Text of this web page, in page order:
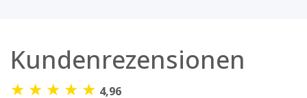
Kundenrezensionen
★ ★ ★ ★ ★ 4,96